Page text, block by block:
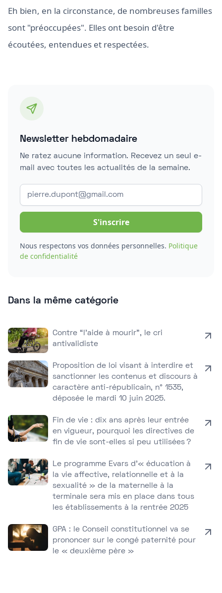
Eh bien, en la circonstance, de nombreuses familles
sont "préoccupées". Elles ont besoin d'être
écoutées, entendues et respectées.
Newsletter hebdomadaire
Ne ratez aucune information. Recevez un seul e-
mail avec toutes les actualités de la semaine.
Nous respectons vos données personnelles. Politique
de confidentialité
Dans la même catégorie
Contre “l’aide à mourir”, le cri
antivalidiste
Proposition de loi visant à interdire et
sanctionner les contenus et discours à
caractère anti-républicain, n° 1535,
déposée le mardi 10 juin 2025.
Fin de vie : dix ans après leur entrée
en vigueur, pourquoi les directives de
fin de vie sont-elles si peu utilisées ?
Le programme Evars d’« éducation à
la vie affective, relationnelle et à la
sexualité » de la maternelle à la
terminale sera mis en place dans tous
les établissements à la rentrée 2025
GPA : le Conseil constitutionnel va se
prononcer sur le congé paternité pour
le « deuxième père »